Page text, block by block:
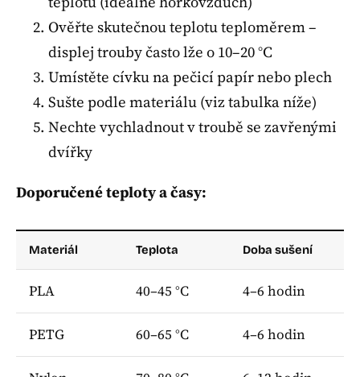
Ověřte skutečnou teplotu teploměrem –
displej trouby často lže o 10–20 °C
Umístěte cívku na pečicí papír nebo plech
Sušte podle materiálu (viz tabulka níže)
Nechte vychladnout v troubě se zavřenými
dvířky
Doporučené teploty a časy:
Materiál Teplota Doba sušení
PLA 40–45 °C 4–6 hodin
PETG 60–65 °C 4–6 hodin